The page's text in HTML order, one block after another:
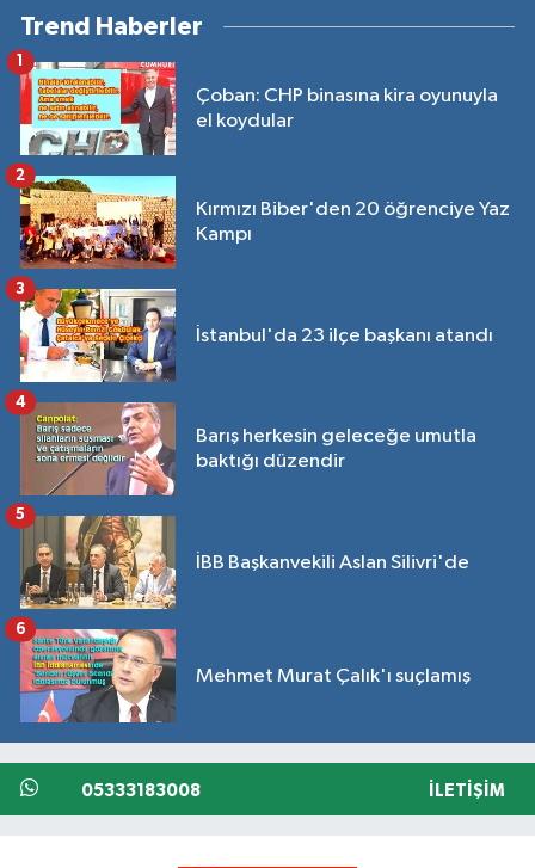
Trend Haberler
Çoban: CHP binasına kira oyunuyla
el koydular
Kırmızı Biber'den 20 öğrenciye Yaz
Kampı
2
İstanbul'da 23 ilçe başkanı atandı
3
Barış herkesin geleceğe umutla
baktığı düzendir
4
İBB Başkanvekili Aslan Silivri'de
5
Mehmet Murat Çalık'ı suçlamış
6
05333183008 İLETIŞIM